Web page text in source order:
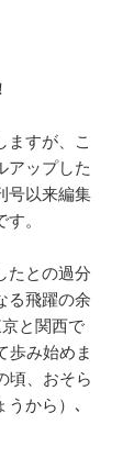
ますが、こ
アップした
号以来編集
。
たとの過分
る飛躍の余
と関西で
歩み始めま
頃、おそら
から）､